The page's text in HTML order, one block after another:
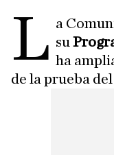
L a
su
ha
de la prueba